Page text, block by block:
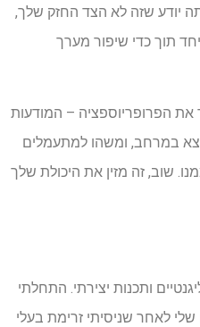
יודע שזה לא הצד החזק שלך,
תוך כדי שיפור מערך
את הפרופריוספציה – המודעות
במרחב, ומשהו למתעמלים
שוב, זה מזין את היכולת שלך
ותכנות יצירתי. התחלתי
לאחר שניסיתי זרימת בעלי